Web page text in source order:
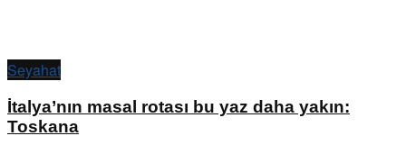
Seyahat
İtalya’nın masal rotası bu yaz daha yakın:
Toskana